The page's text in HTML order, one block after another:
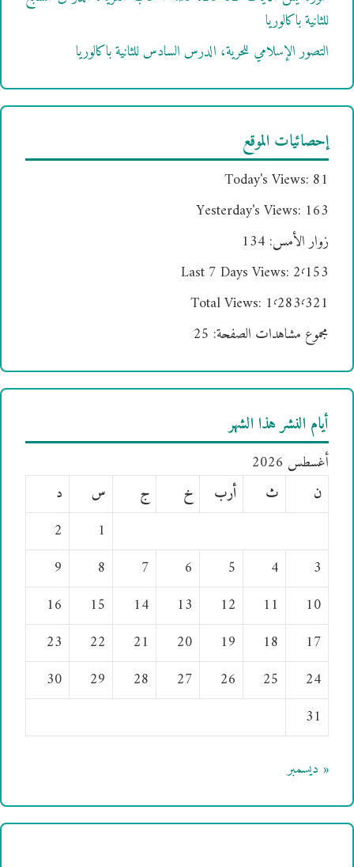
للثانية باكالوريا
التصور الإسلامي للحرية، الدرس السادس للثانية باكالوريا
إحصائيات الموقع
Today's Views: 81
Yesterday's Views: 163
زوار الأمس: 134
Last 7 Days Views: 2٬153
Total Views: 1٬283٬321
مجموع مشاهدات الصفحة: 25
أيام النشر هذا الشهر
أغسطس 2026
ن
ث أرب خ ج س
د
1
2
3
4
5
6
7
8
9
10
11
12
13
14
15
16
17
18
19
20
21
22
23
24
25
26
27
28
29
30
31
« ديسمبر